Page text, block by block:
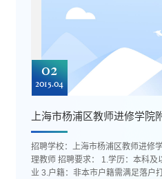
02
2015.04
上海市杨浦区教师进修学院
招聘学校：上海市杨浦区教师进修学院附属中学
理教师 招聘要求： 1.学历：本科及以上 2.专业：物理专业或相关专
业 3.户籍：非本市户籍需满足落户